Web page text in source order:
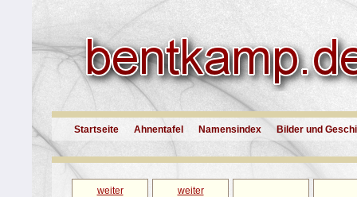
Startseite Ahnentafel Namensindex Bilder und
weiter
weiter